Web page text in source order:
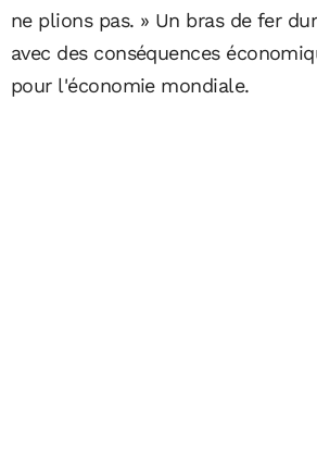
ne plions pas. » Un bras de fer
avec des conséquences
pour l'économie mondiale.